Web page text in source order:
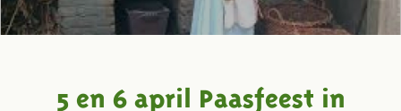
5 en 6 april Paasfeest in